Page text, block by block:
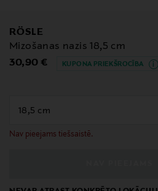
RÖSLE
Mizošanas nazis 18,5 cm
Original Price
30,90 € KUPONA PRIEKŠROCĪBA
Nav pieejams tiešsaistē.
null